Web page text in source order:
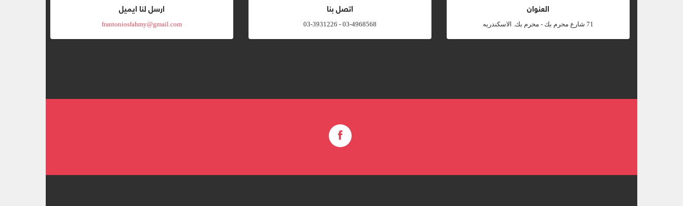
العنوان
‎71 شارع محرم بك - محرم بك. الاسكندريه
اتصل بنا
03-4968568 - 03-3931226
ارسل لنا ايميل
frantoniosfahmy@gmail.com